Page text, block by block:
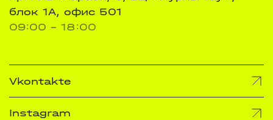
блок 1А, офис 501
09:00 - 18:00
Vkontakte
Instagram